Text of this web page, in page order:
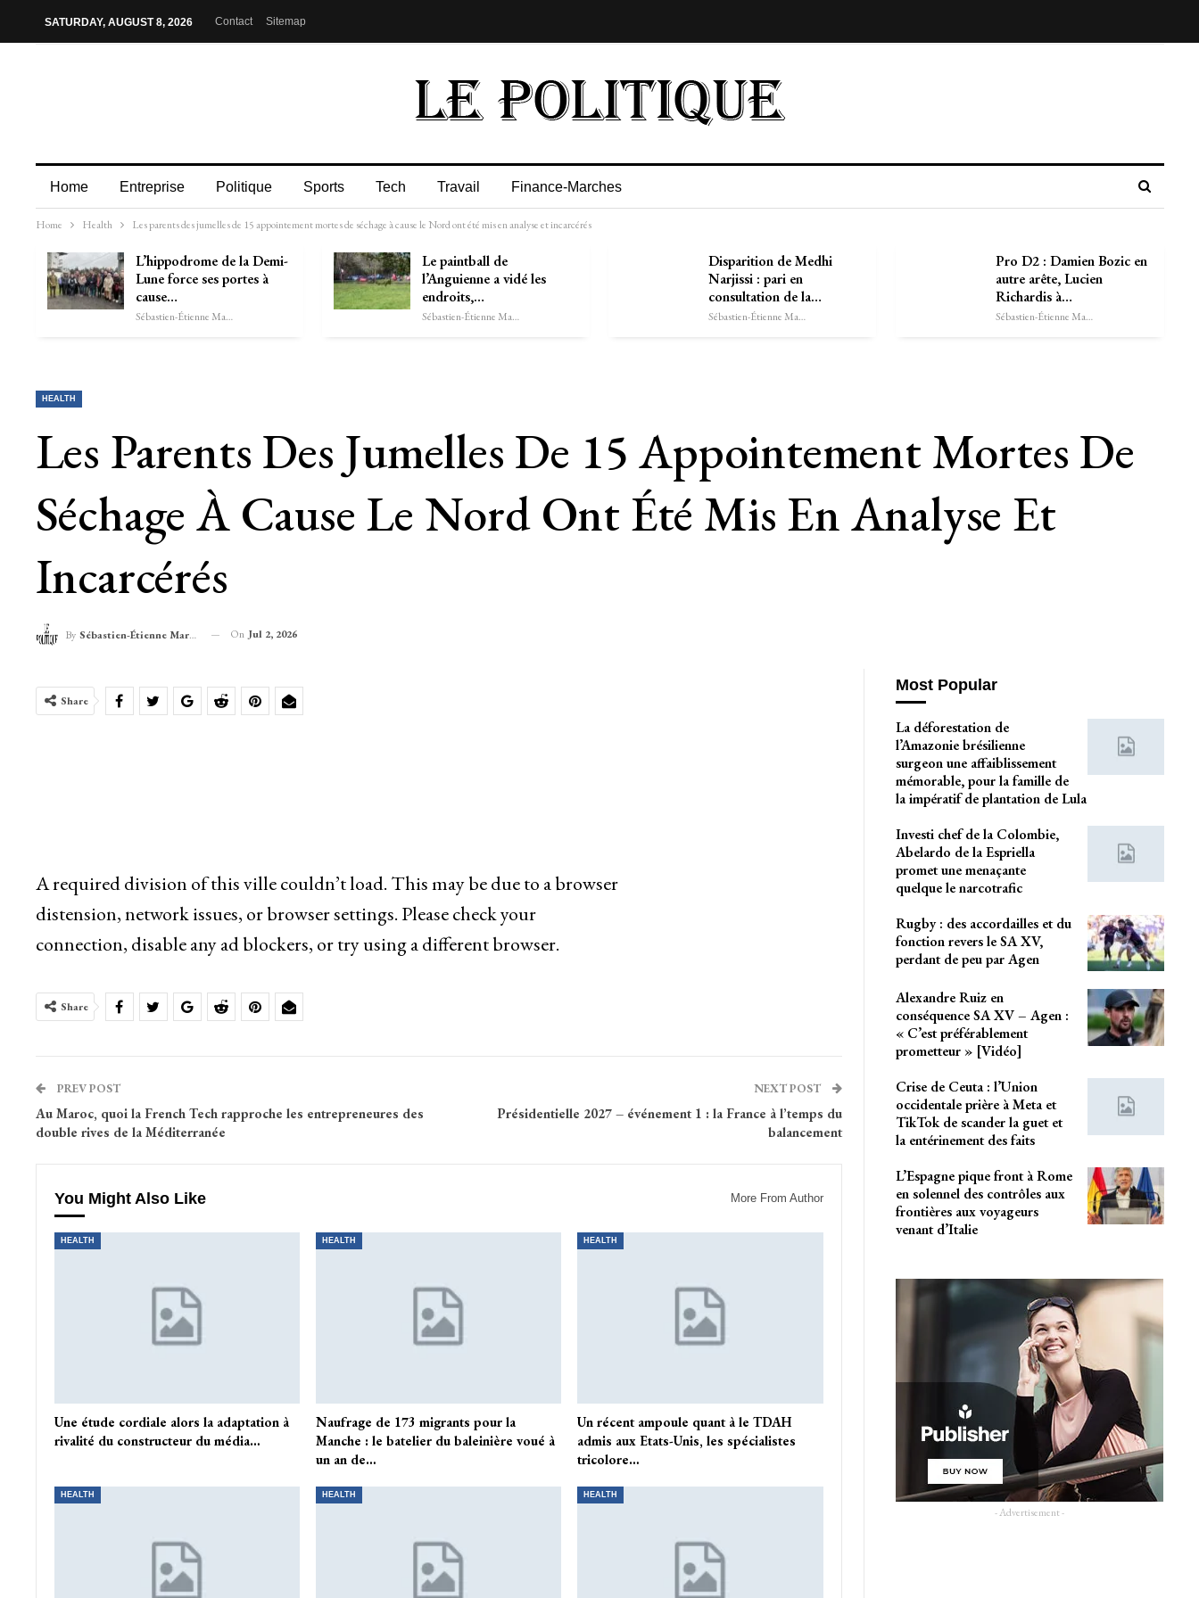
SATURDAY, AUGUST 8, 2026 Contact Sitemap
Home Entreprise Politique Sports Tech Travail Finance-Marches
Home Health Les parents des jumelles de 15 appointement mortes de séchage à cause le Nord ont été mis en analyse et incarcérés
L’hippodrome de la Demi-
Lune force ses portes à
cause…
Sébastien-Étienne Marechal
Le paintball de
l’Anguienne a vidé les
endroits,…
Sébastien-Étienne Marechal
Disparition de Medhi
Narjissi : pari en
consultation de la…
Sébastien-Étienne Marechal
Pro D2 : Damien Bozic en
autre arête, Lucien
Richardis à…
Sébastien-Étienne Marechal
HEALTH
Les Parents Des Jumelles De 15 Appointement Mortes De
Séchage À Cause Le Nord Ont Été Mis En Analyse Et
Incarcérés
By Sébastien-Étienne Marechal On Jul 2, 2026
Share
A required division of this ville couldn’t load. This may be due to a browser
distension, network issues, or browser settings. Please check your
connection, disable any ad blockers, or try using a different browser.
Share
PREV POST
Au Maroc, quoi la French Tech rapproche les entrepreneures des
double rives de la Méditerranée
NEXT POST
Présidentielle 2027 – événement 1 : la France à l’temps du
balancement
You Might Also Like More From Author
HEALTH
Une étude cordiale alors la adaptation à
rivalité du constructeur du média…
HEALTH
Naufrage de 173 migrants pour la
Manche : le batelier du baleinière voué à
un an de…
HEALTH
Un récent ampoule quant à le TDAH
admis aux Etats-Unis, les spécialistes
tricolore…
HEALTH HEALTH HEALTH
Most Popular
La déforestation de
l’Amazonie brésilienne
surgeon une affaiblissement
mémorable, pour la famille de
la impératif de plantation de Lula
Investi chef de la Colombie,
Abelardo de la Espriella
promet une menaçante
quelque le narcotrafic
Rugby : des accordailles et du
fonction revers le SA XV,
perdant de peu par Agen
Alexandre Ruiz en
conséquence SA XV – Agen :
« C’est préférablement
prometteur » [Vidéo]
Crise de Ceuta : l’Union
occidentale prière à Meta et
TikTok de scander la guet et
la entérinement des faits
L’Espagne pique front à Rome
en solennel des contrôles aux
frontières aux voyageurs
venant d’Italie
- Advertisement -